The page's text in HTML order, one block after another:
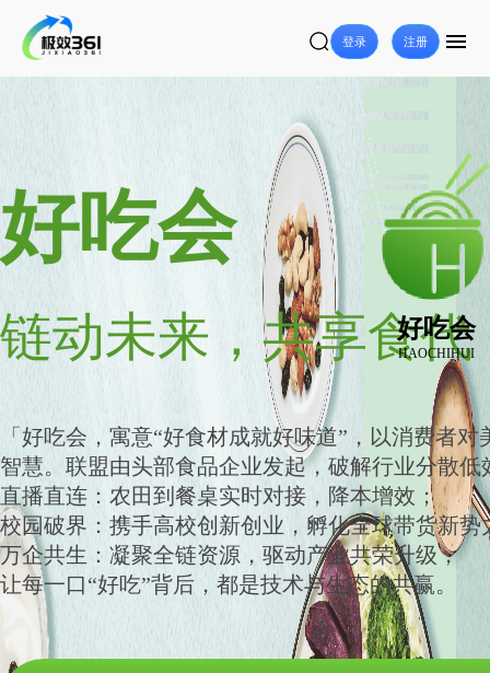
登录 注册
好吃会
链动未来，共享食代
「好吃会，寓意“好食材成就好味道”，以消费者
智慧。联盟由头部食品企业发起，破解行业分散
直播直连：农田到餐桌实时对接，降本增效；
校园破界：携手高校创新创业，孵化全球带货新势
万企共生：凝聚全链资源，驱动产业共荣升级，
让每一口“好吃”背后，都是技术与生态的共赢。
好吃会
HAOCHIHUI